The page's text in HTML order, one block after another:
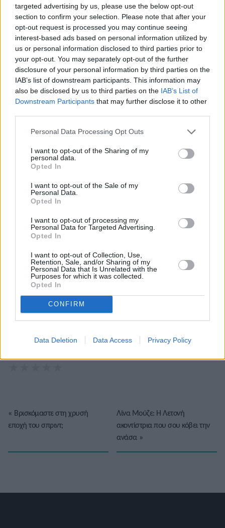
targeted advertising by us, please use the below opt-out
section to confirm your selection. Please note that after your
opt-out request is processed you may continue seeing
interest-based ads based on personal information utilized by
us or personal information disclosed to third parties prior to
your opt-out. You may separately opt-out of the further
disclosure of your personal information by third parties on the
IAB’s list of downstream participants. This information may
also be disclosed by us to third parties on the IAB’s List of
Downstream Participants that may further disclose it to other
Personal Data Processing Opt Outs
I want to opt-out of the Sharing of my
personal data.
Opted In
I want to opt-out of the Sale of my
Personal Data.
Opted In
I want to opt-out of processing my
Personal Data for Targeted Advertising.
Opted In
I want to opt-out of Collection, Use,
Retention, Sale, and/or Sharing of my
Personal Data that Is Unrelated with the
Purposes for which it was collected.
Opted In
CONFIRM
Data Deletion Data Access Privacy Policy
Εγγραφείτε στο Stivostime των
Διονύσης Αντωνέλλος
Δημοσιογράφος με εμπειρία σε blogging, ραδιόφωνο και
τηλεόραση. Εξειδίκευση στα ελληνοτουρκικά, τον
Ολυμπιακό και τον στίβο, με ρεπορτάζ και αναλύσεις από
Το άρθρο δεν έχει ακόμα βαθμολογηθεί.
« Βρισκόμαστε στη χρυσή
εποχή του σπριντ;
Λίνα Μούζε: Η Λετονή
ακοντίστρια που σου κόβει την
ανάσα »